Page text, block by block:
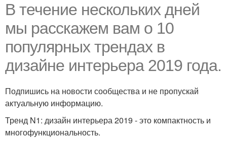
В течение нескольких дней
мы расскажем вам о 10
популярных трендах в
дизайне интерьера 2019 года.
Подпишись на новости сообщества и не пропускай
актуальную информацию.
Тренд N1: дизайн интерьера 2019 - это компактность и
многофункциональность.